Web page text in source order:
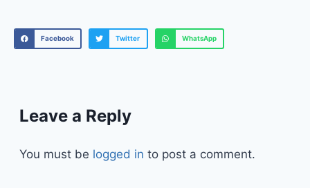
Facebook Twitter WhatsApp
Leave a Reply
You must be logged in to post a comment.